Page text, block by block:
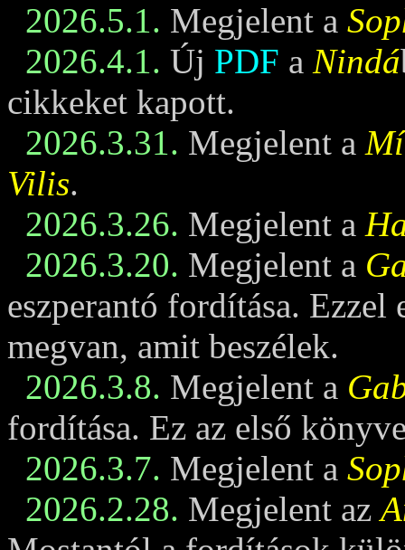
2026.5.1. Megjelent a
2026.4.1. Új PDF a Nindá
cikkeket kapott.
2026.3.31. Megjelent a
Vilis.
2026.3.26. Megjelent a
2026.3.20. Megjelent a
eszperantó fordítása. Ezzel
megvan, amit beszélek.
2026.3.8. Megjelent a
fordítása. Ez az első
2026.3.7. Megjelent a
2026.2.28. Megjelent az